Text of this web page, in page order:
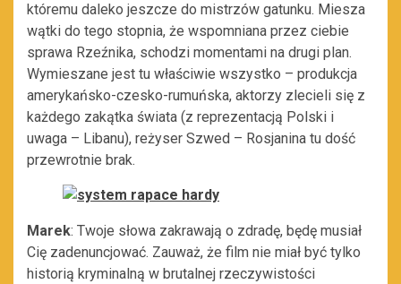
któremu daleko jeszcze do mistrzów gatunku. Miesza
wątki do tego stopnia, że wspomniana przez ciebie
sprawa Rzeźnika, schodzi momentami na drugi plan.
Wymieszane jest tu właściwie wszystko – produkcja
amerykańsko-czesko-rumuńska, aktorzy zlecieli się z
każdego zakątka świata (z reprezentacją Polski i
uwaga – Libanu), reżyser Szwed – Rosjanina tu dość
przewrotnie brak.
Marek: Twoje słowa zakrawają o zdradę, będę musiał
Cię zadenuncjować. Zauważ, że film nie miał być tylko
historią kryminalną w brutalnej rzeczywistości